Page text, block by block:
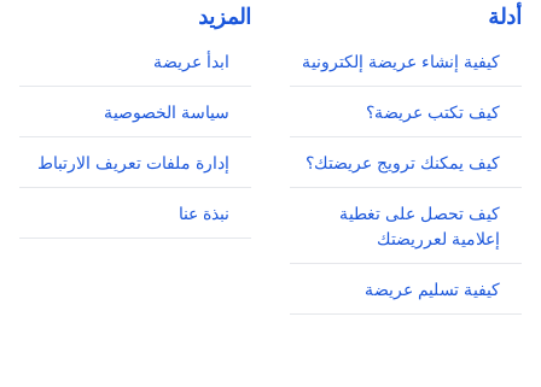
أدلة
كيفية إنشاء عريضة إلكترونية
كيف تكتب عريضة؟
كيف يمكنك ترويج عريضتك؟
كيف تحصل على تغطية
إعلامية لعرريضتك
كيفية تسليم عريضة
المزيد
ابدأ عريضة
سياسة الخصوصية
إدارة ملفات تعريف الارتباط
نبذة عنا